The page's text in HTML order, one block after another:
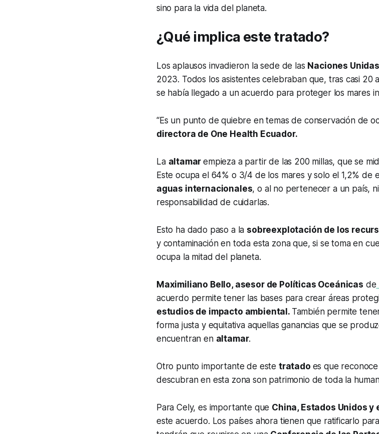
sino para la vida del planeta.
¿Qué implica este tratado?
Los aplausos invadieron la sede de las Naciones
2023. Todos los asistentes celebraban que, tras casi 20
se había llegado a un acuerdo para proteger los mares
“Es un punto de quiebre en temas de conservación de
directora de One Health Ecuador.
La altamarempieza a partir de las 200 millas, que se
Este ocupa el 64% o 3/4 de los mares y solo el 1,2% de
aguas internacionales, o al no pertenecer a un país,
responsabilidad de cuidarlas.
Esto ha dado paso a la sobreexplotación de los
y contaminación en toda esta zona que, si se toma en
ocupa la mitad del planeta.
Maximiliano Bello, asesor de Políticas Oceánicas de
acuerdo permite tener las bases para crear áreas
estudios de impacto ambiental. También permite
forma justa y equitativa aquellas ganancias que se
encuentran en altamar.
Otro punto importante de este tratado es que
descubran en esta zona son patrimonio de toda la
Para Cely, es importante que China, Estados Unidos y
este acuerdo. Los países ahora tienen que ratificarlo